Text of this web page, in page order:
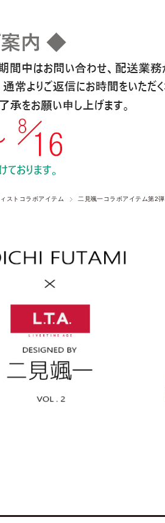
ストコラボアイテム 二見颯一コラボアイテム第2弾